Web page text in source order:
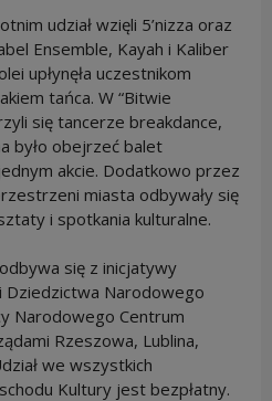
udział wzięli 5’nizza oraz
Ensemble, Kayah i Kaliber
upłynęła uczestnikom
tańca. W “Bitwie
się tancerze breakdance,
było obejrzeć balet
akcie. Dodatkowo przez
miasta odbywały się
i spotkania kulturalne.
się z inicjatywy
Dziedzictwa Narodowego
Narodowego Centrum
Rzeszowa, Lublina,
we wszystkich
Kultury jest bezpłatny.